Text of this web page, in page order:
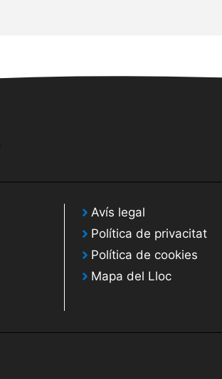
Avís legal
Política de privacitat
Política de cookies
Mapa del Lloc